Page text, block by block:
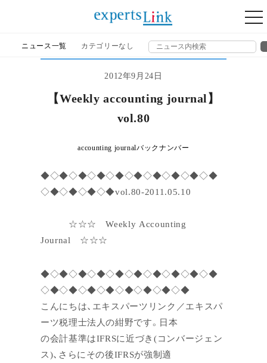
ニュース一覧 カテゴリーなし
2012年9月24日
【Weekly accounting journal】
vol.80
accounting journalバックナンバー
◆◇◆◇◆◇◆◇◆◇◆◇◆◇◆◇◆◇◆
◇◆◇◆◇◆◇◆vol.80-2011.05.10
☆☆☆ Weekly Accounting
Journal ☆☆☆
◆◇◆◇◆◇◆◇◆◇◆◇◆◇◆◇◆◇◆
◇◆◇◆◇◆◇◆◇◆◇◆◇◆◇◆
こんにちは、エキスパーツリンク／エキスパ
ーツ税理士法人の紺野です。日本
の会計基準はIFRSに近づき(コンバージェン
ス)、さらにその後IFRSが強制適